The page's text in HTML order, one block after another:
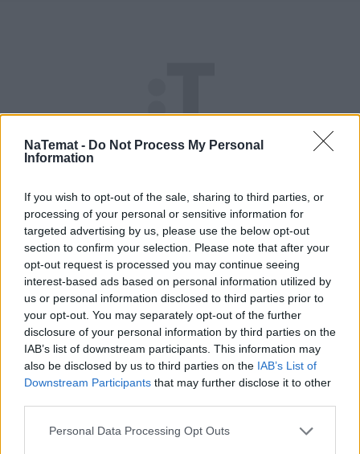
NaTemat - Do Not Process My Personal
Information
If you wish to opt-out of the sale, sharing to third parties, or
processing of your personal or sensitive information for
targeted advertising by us, please use the below opt-out
section to confirm your selection. Please note that after your
opt-out request is processed you may continue seeing
interest-based ads based on personal information utilized by
us or personal information disclosed to third parties prior to
your opt-out. You may separately opt-out of the further
disclosure of your personal information by third parties on the
IAB’s list of downstream participants. This information may
also be disclosed by us to third parties on the IAB’s List of
Downstream Participants that may further disclose it to other
Personal Data Processing Opt Outs
Pociągiem z Polski do Włoch?!
Nowość od PKP Intercity! |
kierunek:PODRÓŻE
Idąc za tym, powinna być zdatna do bezpośredniego
spożycia. Więc decyzja o korzystaniu z dzbanka
filtrującego może być po prostu kwestią wynikając z
lubią smaku wody z kranu, denerwują się na